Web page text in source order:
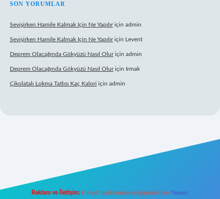
SON YORUMLAR
Sevişirken Hamile Kalmak Için Ne Yapılıriçin admin
Sevişirken Hamile Kalmak Için Ne Yapılıriçin Levent
Deprem Olacağında Gökyüzü Nasıl Oluriçin admin
Deprem Olacağında Gökyüzü Nasıl Oluriçin Irmak
Çikolatalı Lokma Tatlısı Kaç Kalori için admin
Reklam ve İletişim: E-mail: backlinkpaneli@gmail.com Teams: